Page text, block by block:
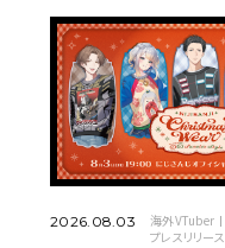
2026.08.03 海外VTuber
プレスリリース